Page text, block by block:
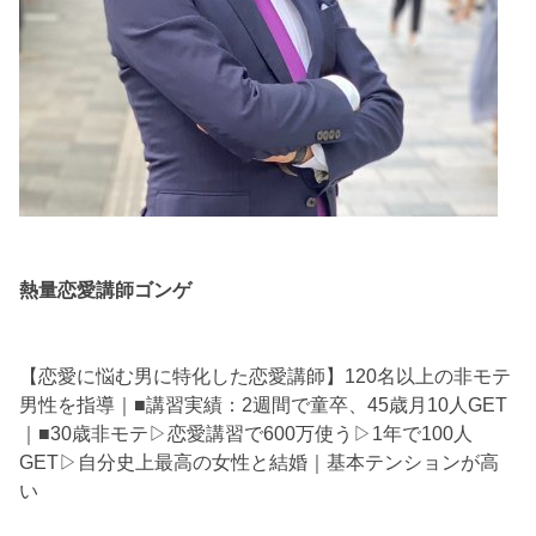
熱量恋愛講師ゴンゲ
【恋愛に悩む男に特化した恋愛講師】120名以上の非モテ
男性を指導｜■講習実績：2週間で童卒、45歳月10人GET
｜■30歳非モテ▷恋愛講習で600万使う▷1年で100人
GET▷自分史上最高の女性と結婚｜基本テンションが高
い